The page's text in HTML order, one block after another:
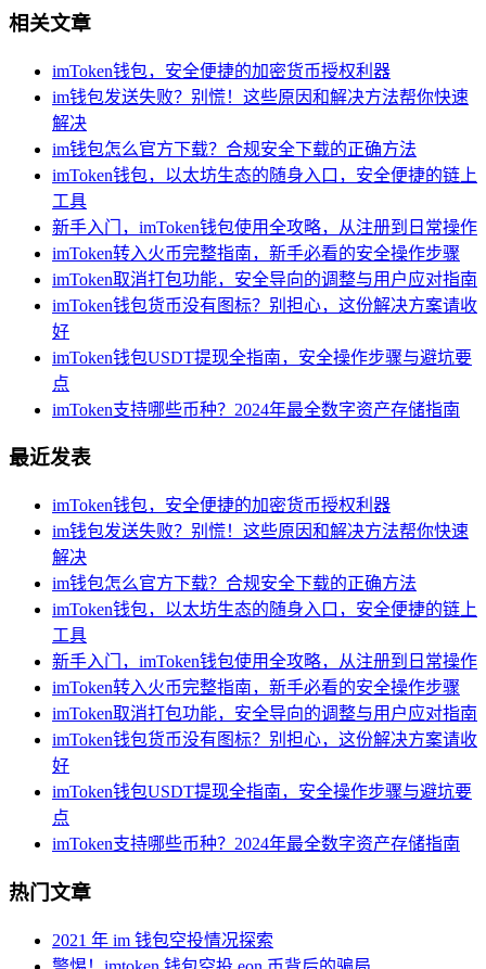
相关文章
imToken钱包，安全便捷的加密货币授权利器
im钱包发送失败？别慌！这些原因和解决方法帮你快速
解决
im钱包怎么官方下载？合规安全下载的正确方法
imToken钱包，以太坊生态的随身入口，安全便捷的链上
工具
新手入门，imToken钱包使用全攻略，从注册到日常操作
imToken转入火币完整指南，新手必看的安全操作步骤
imToken取消打包功能，安全导向的调整与用户应对指南
imToken钱包货币没有图标？别担心，这份解决方案请收
好
imToken钱包USDT提现全指南，安全操作步骤与避坑要
点
imToken支持哪些币种？2024年最全数字资产存储指南
最近发表
imToken钱包，安全便捷的加密货币授权利器
im钱包发送失败？别慌！这些原因和解决方法帮你快速
解决
im钱包怎么官方下载？合规安全下载的正确方法
imToken钱包，以太坊生态的随身入口，安全便捷的链上
工具
新手入门，imToken钱包使用全攻略，从注册到日常操作
imToken转入火币完整指南，新手必看的安全操作步骤
imToken取消打包功能，安全导向的调整与用户应对指南
imToken钱包货币没有图标？别担心，这份解决方案请收
好
imToken钱包USDT提现全指南，安全操作步骤与避坑要
点
imToken支持哪些币种？2024年最全数字资产存储指南
热门文章
2021 年 im 钱包空投情况探索